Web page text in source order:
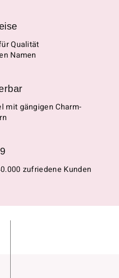
Qualität
Namen
mit gängigen Charm-
zufriedene Kunden